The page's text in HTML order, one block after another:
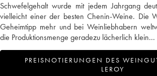
Schwefelgehalt wurde mit jedem Jahrgang
vielleicht einer der besten Chenin-Weine. Die
Geheimtipp mehr und bei Weinliebhabern
die Produktionsmenge geradezu lächerlich klein...
PREISNOTIERUNGEN DES
LEROY